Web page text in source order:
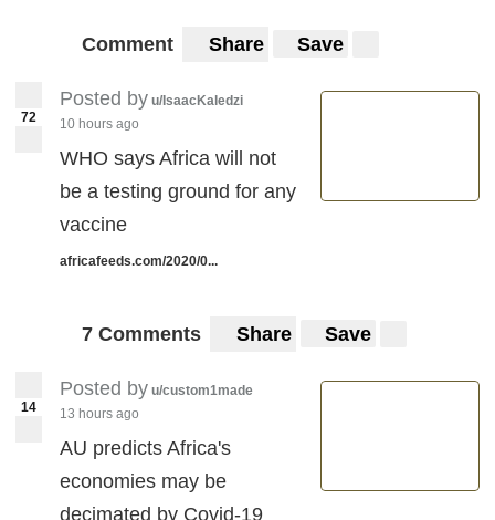
Comment Share Save
72
Posted by u/IsaacKaledzi
10 hours ago
WHO says Africa will not
be a testing ground for any
vaccine
africafeeds.com/2020/0...
7 Comments Share Save
14
Posted by u/custom1made
13 hours ago
AU predicts Africa's
economies may be
decimated by Covid-19